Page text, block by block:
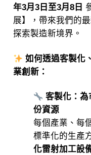
年3月3日至3月8日
展】，帶來我們的
探索製造新境界。
如何透過客製化
業創新：
客製化：為
份資源
每個產業、每
標準化的生產
化雷射加工設